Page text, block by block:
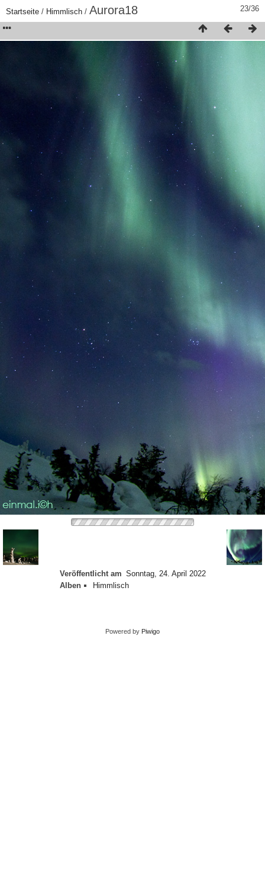
23/36
Startseite / Himmlisch / Aurora18
Veröffentlicht am Sonntag, 24. April 2022
Alben
Himmlisch
Powered by Piwigo